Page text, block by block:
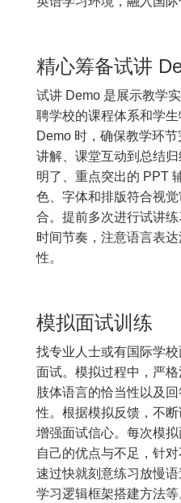
精心筹备试讲
试讲 Demo 是展示教学
聘学校的课程体系和学
Demo 时，确保教学环
讲解、课堂互动到总结
明了、重点突出的 PPT
色、字体和排版符合视
合。提前多次进行试讲
时间节奏，注意语言表
性。
模拟面试训练
找专业人士或有国际学
面试。模拟过程中，严格
肢体语言的恰当性以及
性。根据模拟反馈，不
增强面试信心。每次模
自己的优点与不足，针
速过快就刻意练习放慢
学习逻辑框架搭建方法等